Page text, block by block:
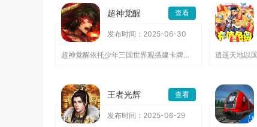
超神觉醒 查看
发布时间：2025-06-30
超神觉醒依托少年三国世界观搭建卡牌策略战场，玩家从零收拢各路...
王者光辉 查看
发布时间：2025-06-29